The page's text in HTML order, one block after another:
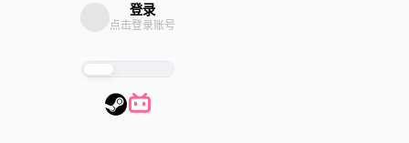
登录
点击登录账号